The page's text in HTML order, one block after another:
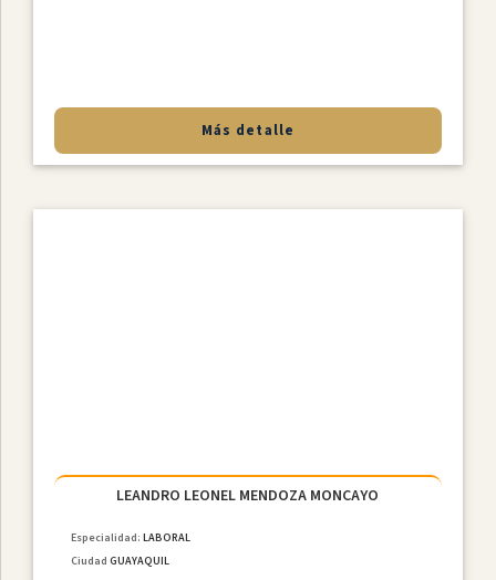
Más detalle
LEANDRO LEONEL MENDOZA MONCAYO
Especialidad:LABORAL
Ciudad GUAYAQUIL